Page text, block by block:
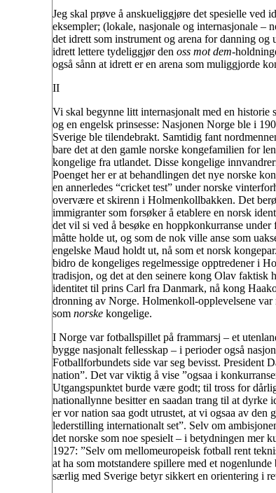
Jeg skal prøve å anskueliggjøre det spesielle ved
eksempler; (lokale, nasjonale og internasjonale –
det idrett som instrument og arena for danning
idrett lettere tydeliggjør den oss mot dem-
også sånn at idrett er en arena som muliggjorde
II
Vi skal begynne litt internasjonalt med en historie
og en engelsk prinsesse: Nasjonen Norge ble i
Sverige ble tilendebrakt. Samtidig fant
bare det at den gamle norske kongefamilien for
kongelige fra utlandet. Disse kongelige
Poenget her er at behandlingen det nye norske
en annerledes “cricket test” under norske
overvære et skirenn i Holmenkollbakken. Det
immigranter som forsøker å etablere en norsk
det vil si ved å besøke en hoppkonkurranse
måtte holde ut, og som de nok ville anse som
engelske Maud holdt ut, nå som et norsk
bidro de kongeliges regelmessige opptredener i
tradisjon, og det at den seinere kong Olav faktisk
identitet til prins Carl fra Danmark, nå kong
dronning av Norge. Holmenkoll-opplevelsene
som norskekongelige.
I Norge var fotballspillet på frammarsj – et
bygge nasjonalt fellesskap – i perioder også
Fotballforbundets side var seg bevisst. President
nation”. Det var viktig å vise ”ogsaa i
Utgangspunktet burde være godt; til tross for
nationallynne besitter en saadan trang til at
er vor nation saa godt utrustet, at vi ogsaa av
lederstilling internationalt set”. Selv om
det norske som noe spesielt – i betydningen mer
1927: ”Selv om mellomeuropeisk fotball rent
at ha som motstandere spillere med et
særlig med Sverige betyr sikkert en orientering i